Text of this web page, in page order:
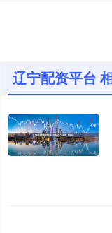
辽宁配资平台